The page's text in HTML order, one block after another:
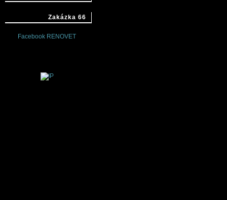
Zakázka 66
Facebook RENOVET